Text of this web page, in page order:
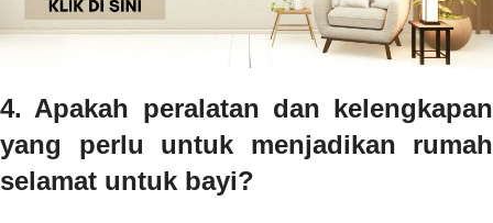
4. Apakah peralatan dan kelengkapan
yang perlu untuk menjadikan rumah
selamat untuk bayi?